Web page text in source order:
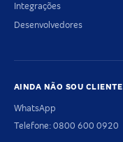
Integrações
Desenvolvedores
AINDA NÃO SOU CLIENTE
WhatsApp
Telefone: 0800 600 0920